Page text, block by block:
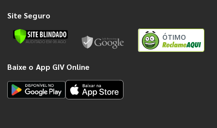
Site Seguro
ÓTIMO
Baixe o App GIV Online